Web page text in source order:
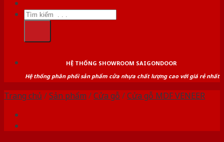
Tìm
kiếm:
HỆ THỐNG SHOWROOM SAIGONDOOR
Hệ thống phân phối sản phẩm cửa nhựa chất lượng cao với giá rẻ nhất
Trang chủ /Sản phẩm /Cửa gỗ /Cửa gỗ MDF VENEER